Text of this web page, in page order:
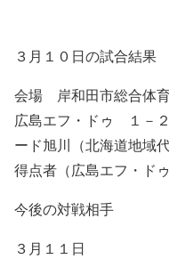
３月１０日の試合結果
会場 岸和田市総合体
広島エフ・ドゥ １－
ード旭川（北海道地域代
得点者（広島エフ・ド
今後の対戦相手
３月１１日